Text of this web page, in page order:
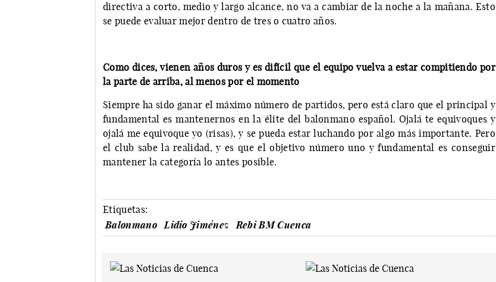
directiva a corto, medio y largo alcance, no va a cambiar de la noche a la mañana. Esto
se puede evaluar mejor dentro de tres o cuatro años.
Como dices, vienen años duros y es difícil que el equipo vuelva a estar compitiendo por
la parte de arriba, al menos por el momento
Siempre ha sido ganar el máximo número de partidos, pero está claro que el principal y
fundamental es mantenernos en la élite del balonmano español. Ojalá te equivoques y
ojalá me equivoque yo (risas), y se pueda estar luchando por algo más importante. Pero
el club sabe la realidad, y es que el objetivo número uno y fundamental es conseguir
mantener la categoría lo antes posible.
Etiquetas:
Balonmano
Lidio Jiménez Rebi BM Cuenca